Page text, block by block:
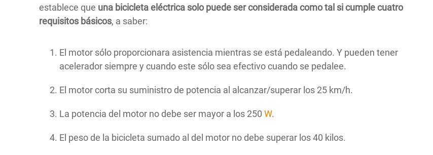
establece que una bicicleta eléctrica solo puede ser considerada como tal si cumple cuatro
requisitos básicos, a saber:
El motor sólo proporcionara asistencia mientras se está pedaleando. Y pueden tener
acelerador siempre y cuando este sólo sea efectivo cuando se pedalee.
El motor corta su suministro de potencia al alcanzar/superar los 25 km/h.
La potencia del motor no debe ser mayor a los 250 W.
El peso de la bicicleta sumado al del motor no debe superar los 40 kilos.